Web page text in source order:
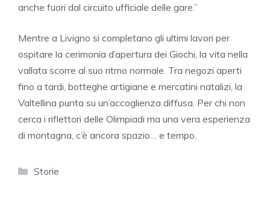
anche fuori dal circuito ufficiale delle gare.”
Mentre a Livigno si completano gli ultimi lavori per
ospitare la cerimonia d’apertura dei Giochi, la vita nella
vallata scorre al suo ritmo normale. Tra negozi aperti
fino a tardi, botteghe artigiane e mercatini natalizi, la
Valtellina punta su un’accoglienza diffusa. Per chi non
cerca i riflettori delle Olimpiadi ma una vera esperienza
di montagna, c’è ancora spazio… e tempo.
Categorie
Storie